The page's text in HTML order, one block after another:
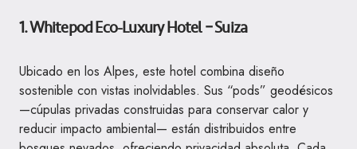
1. Whitepod Eco-Luxury Hotel – Suiza
Ubicado en los Alpes, este hotel combina diseño
sostenible con vistas inolvidables. Sus “pods” geodésicos
—cúpulas privadas construidas para conservar calor y
reducir impacto ambiental— están distribuidos entre